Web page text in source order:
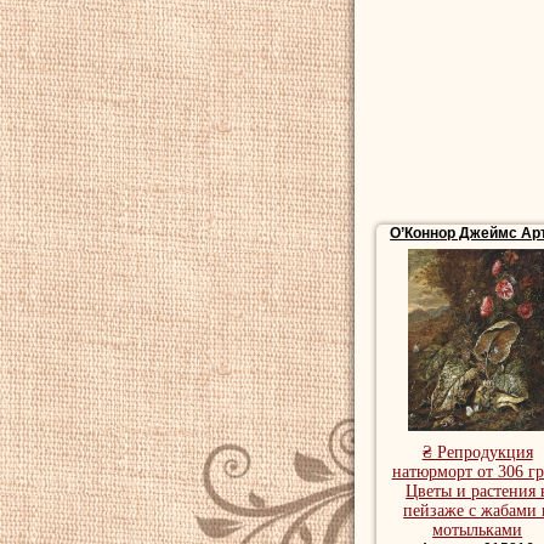
О’Коннор Джеймс
₴ Репродукция
натюрморт от 306
Цветы и растения
пейзаже с жабами
мотыльками